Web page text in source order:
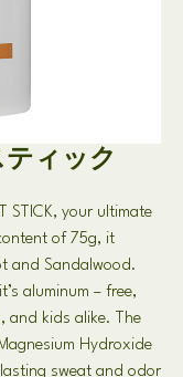
ィック
STICK, your ultimate
of 75g, it
and Sandalwood.
it’s aluminum – free,
, and kids alike. The
Hydroxide
lasting sweat and odor